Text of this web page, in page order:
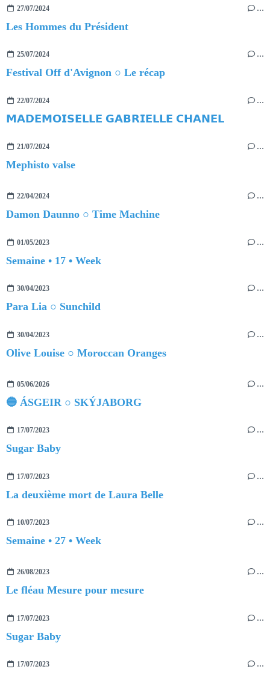
27/07/2024 …
Les Hommes du Président
25/07/2024 …
Festival Off d'Avignon ○ Le récap
22/07/2024 …
𝗠𝗔𝗗𝗘𝗠𝗢𝗜𝗦𝗘𝗟𝗟𝗘 𝗚𝗔𝗕𝗥𝗜𝗘𝗟𝗟𝗘 𝗖𝗛𝗔𝗡𝗘𝗟
21/07/2024 …
Mephisto valse
22/04/2024 …
Damon Daunno ○ Time Machine
01/05/2023 …
Semaine • 17 • Week
30/04/2023 …
Para Lia ○ Sunchild
30/04/2023 …
Olive Louise ○ Moroccan Oranges
05/06/2026 …
🔵 ÁSGEIR ○ SKÝJABORG
17/07/2023 …
Sugar Baby
17/07/2023 …
La deuxième mort de Laura Belle
10/07/2023 …
Semaine • 27 • Week
26/08/2023 …
Le fléau Mesure pour mesure
17/07/2023 …
Sugar Baby
17/07/2023 …